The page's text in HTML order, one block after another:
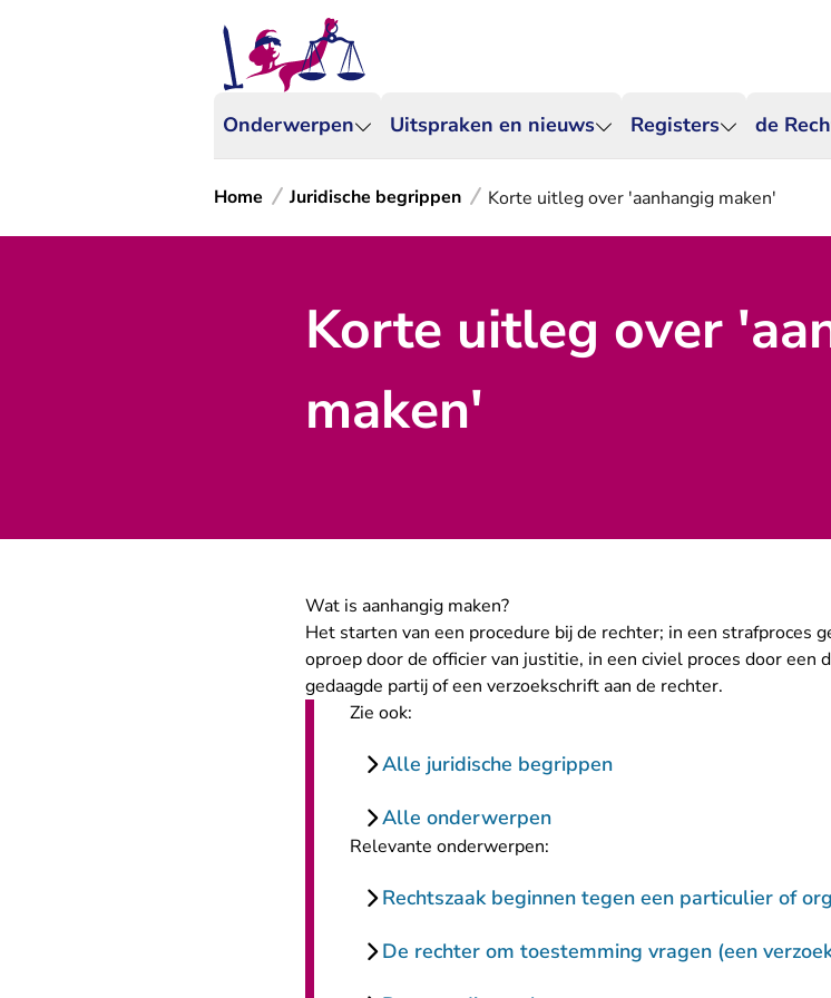
Onderwerpen Uitspraken en nieuws Registers de
Home Juridische begrippen Korte uitleg over 'aanhangig maken'
Korte uitleg over
maken'
Wat is aanhangig maken?
Het starten van een procedure bij de rechter; in een strafproces
oproep door de officier van justitie, in een civiel proces door een
gedaagde partij of een verzoekschrift aan de rechter.
Zie ook:
Alle juridische begrippen
Alle onderwerpen
Relevante onderwerpen:
Rechtszaak beginnen tegen een particulier of
De rechter om toestemming vragen (een